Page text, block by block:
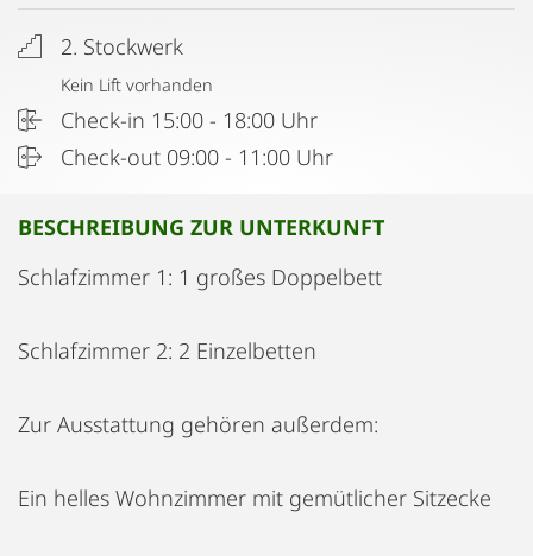
2. Stockwerk
Kein Lift vorhanden
Check-in 15:00 - 18:00 Uhr
Check-out 09:00 - 11:00 Uhr
BESCHREIBUNG ZUR UNTERKUNFT
Schlafzimmer 1: 1 großes Doppelbett
Schlafzimmer 2: 2 Einzelbetten
Zur Ausstattung gehören außerdem:
Ein helles Wohnzimmer mit gemütlicher Sitzecke